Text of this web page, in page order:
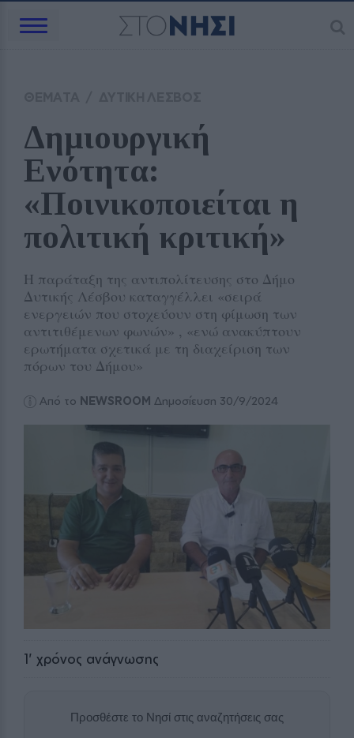
Δημιουργική
Ενότητα:
«Ποινικοποιείται η
πολιτική κριτική»
Η παράταξη της αντιπολίτευσης στο Δήμο
Δυτικής Λέσβου καταγγέλλει «σειρά
ενεργειών που στοχεύουν στη φίμωση των
αντιτιθέμενων φωνών» , «ενώ ανακύπτουν
ερωτήματα σχετικά με τη διαχείριση των
πόρων του Δήμου»
Από το NEWSROOM Δημοσίευση 30/9/2024
1' χρόνος ανάγνωσης
Προσθέστε το Νησί στις αναζητήσεις σας